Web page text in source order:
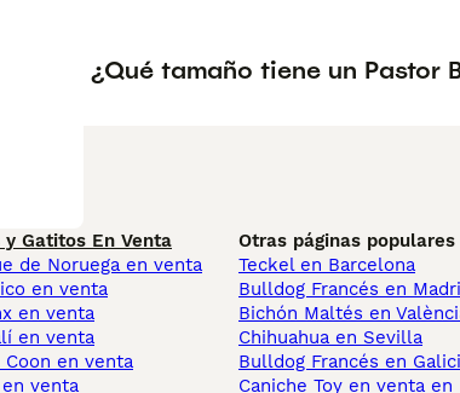
¿Qué tamaño tiene un Pastor
y Gatitos En Venta
de Noruega en venta
en venta
en venta
en venta
Coon en venta
en venta
Otras páginas populares
Teckel en Barcelona
Bulldog Francés en
Bichón Maltés en
Chihuahua en Sevilla
Bulldog Francés en
Caniche Toy en venta en